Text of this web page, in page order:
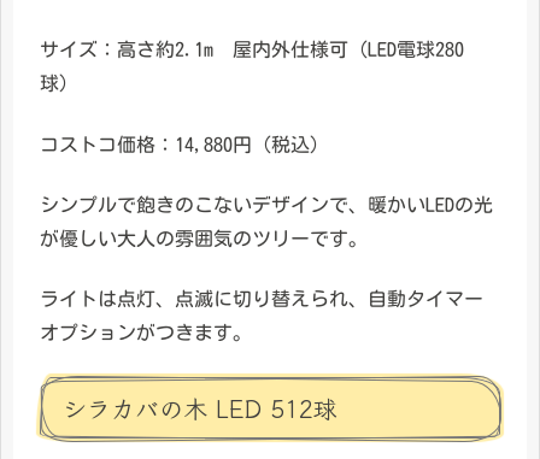
サイズ：高さ約2.1m 屋内外仕様可（LED電球280
球）
コストコ価格：14,880円（税込）
シンプルで飽きのこないデザインで、暖かいLEDの光
が優しい大人の雰囲気のツリーです。
ライトは点灯、点滅に切り替えられ、自動タイマー
オプションがつきます。
シラカバの木 LED 512球